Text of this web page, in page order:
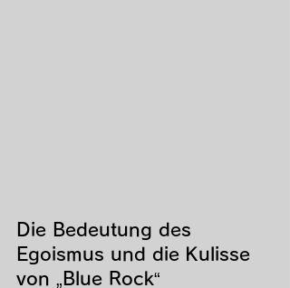
Die Bedeutung des
Egoismus und die Kulisse
von „Blue Rock“